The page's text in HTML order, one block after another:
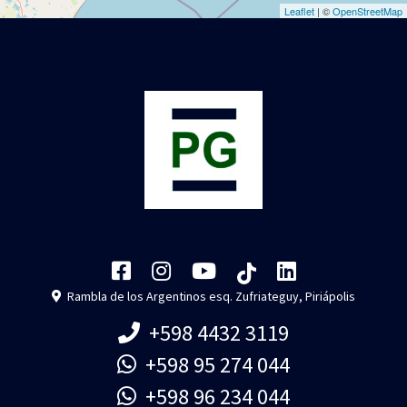
Leaflet | ©OpenStreetMap
Rambla de los Argentinos esq. Zufriateguy, Piriápolis
+598 4432 3119
+598 95 274 044
+598 96 234 044